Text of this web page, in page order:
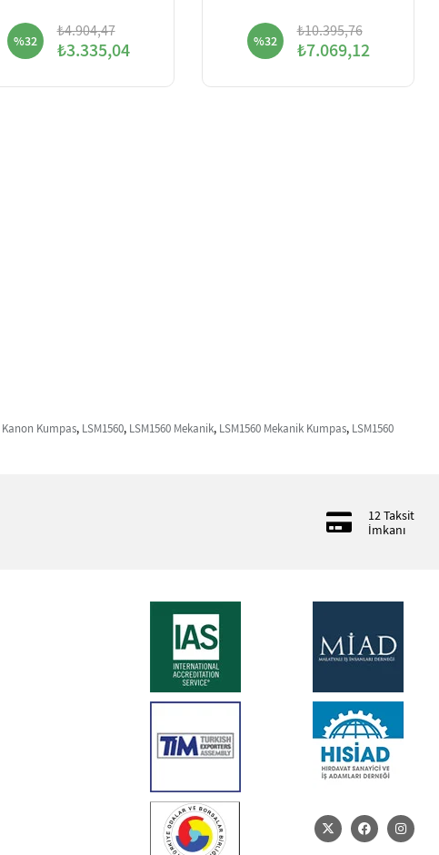
%32 ₺4.904,47
₺3.335,04 %32 ₺10.395,76
₺7.069,12
Kanon Kumpas, LSM1560, LSM1560 Mekanik, LSM1560 Mekanik Kumpas, LSM1560
12 Taksit
İmkanı